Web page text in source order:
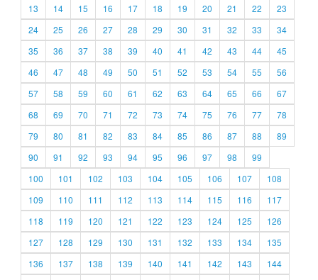
13
14 15 16 17 18 19 20 21 22
23
24
25 26 27 28 29 30 31 32 33
34
35
36 37 38 39 40 41 42 43 44
45
46
47 48 49 50 51 52 53 54 55
56
57
58 59 60 61 62 63 64 65 66
67
68
69 70 71 72 73 74 75 76 77
78
79
80 81 82 83 84 85 86 87 88
89
90
91 92 93 94 95 96 97 98
99
100
101 102 103 104 105 106 107
108
109
110 111 112 113 114 115 116
117
118
119 120 121 122 123 124 125
126
127
128 129 130 131 132 133 134
135
136
137 138 139 140 141 142 143
144